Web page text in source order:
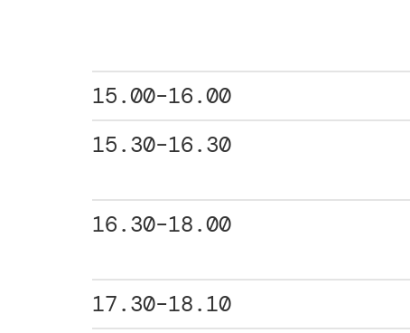
15.00–16.00
15.30–16.30
16.30–18.00
17.30–18.10